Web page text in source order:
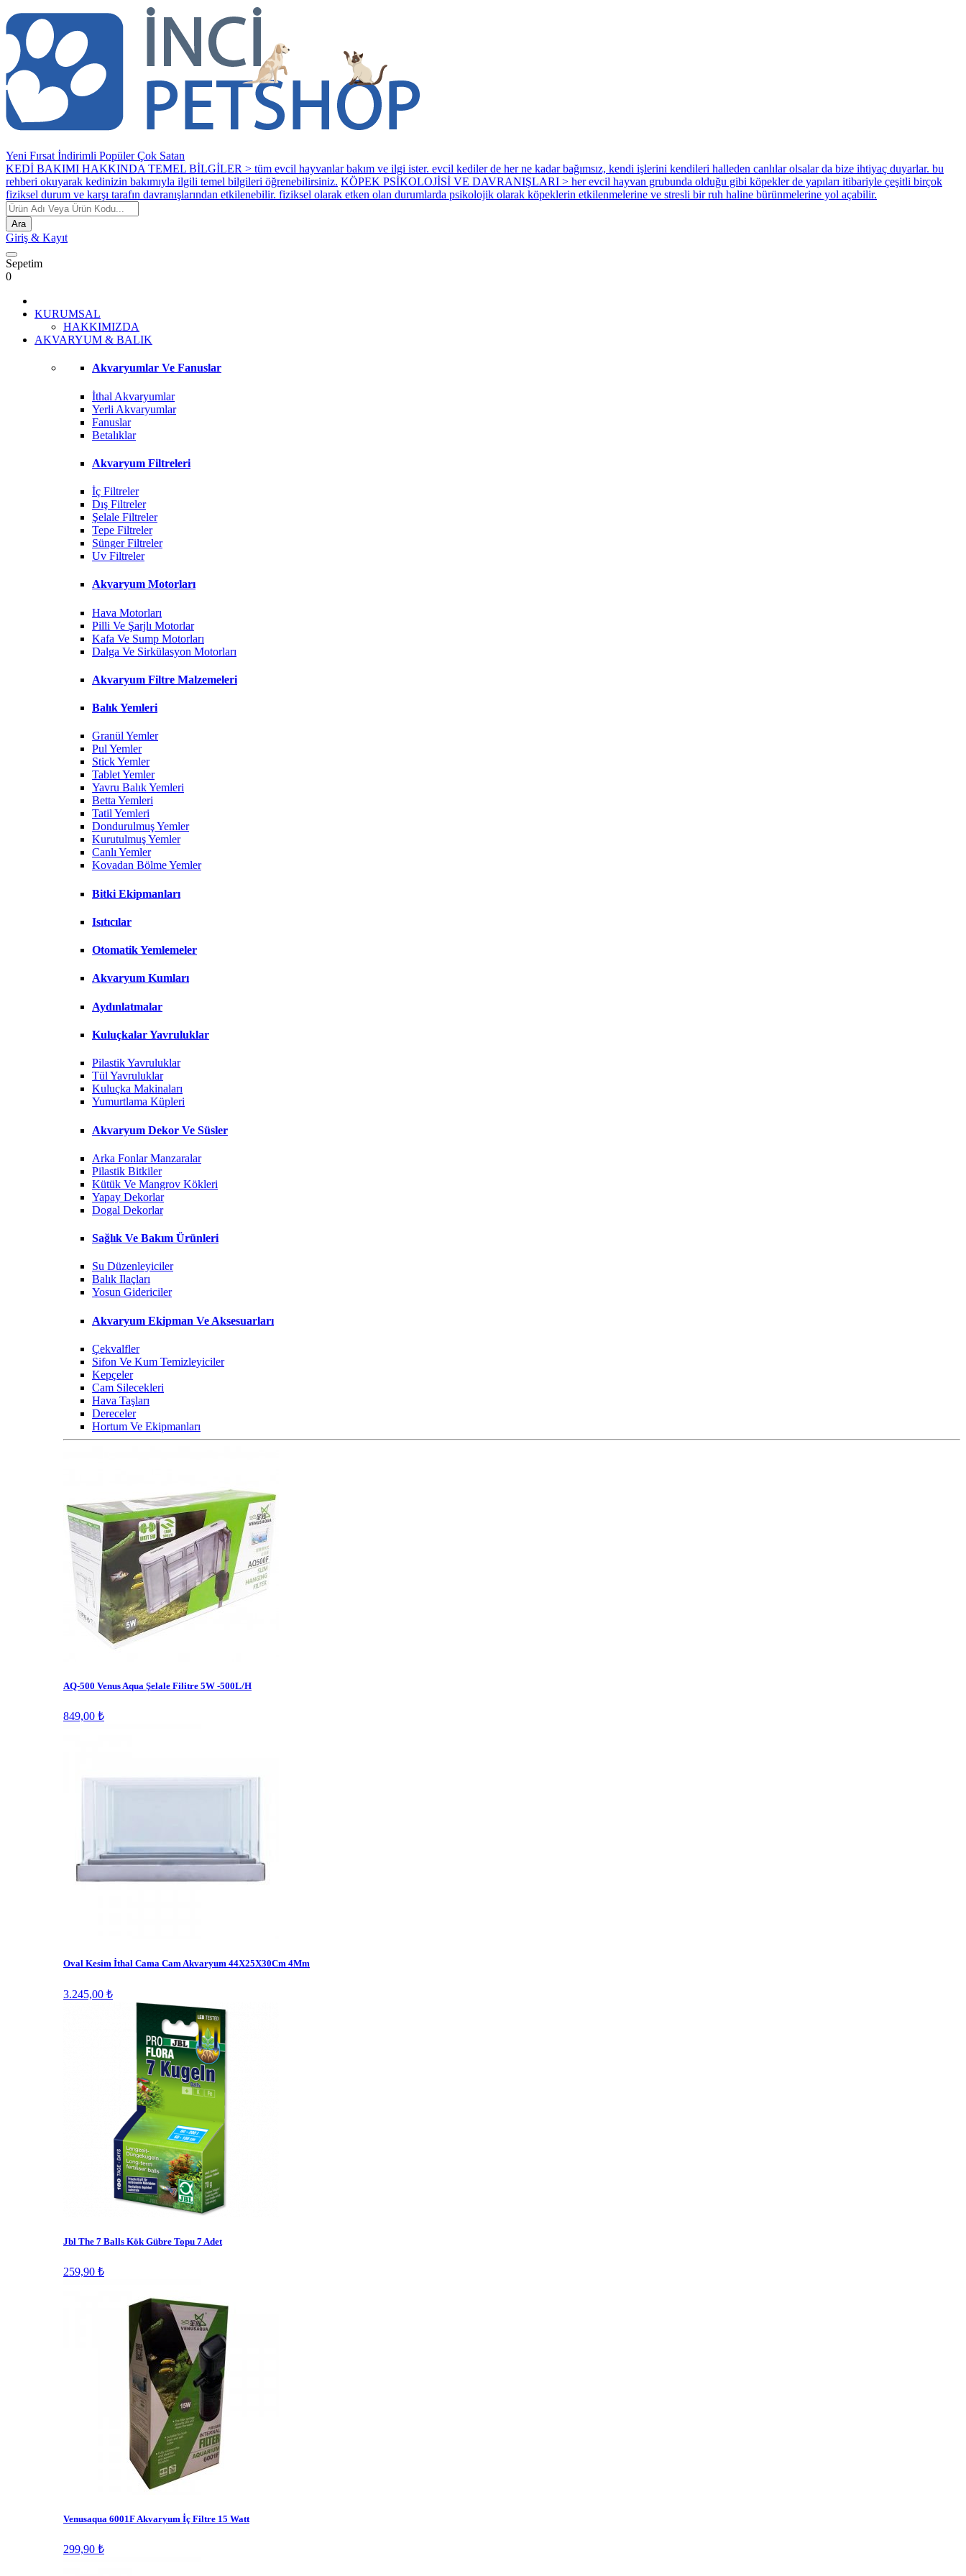
Yeni Fırsat İndirimli PopülerÇok Satan
KEDİ BAKIMI HAKKINDA TEMEL BİLGİLER > tüm evcil hayvanlar bakım ve ilgi ister. evcil kediler de her ne kadar bağımsız, kendi işlerini kendileri halleden canlılar olsalar da bize ihtiyaç duyarlar. bu
rehberi okuyarak kedinizin bakımıyla ilgili temel bilgileri öğrenebilirsiniz. KÖPEK PSİKOLOJİSİ VE DAVRANIŞLARI > her evcil hayvan grubunda olduğu gibi köpekler de yapıları itibariyle çeşitli birçok
fiziksel durum ve karşı tarafın davranışlarından etkilenebilir. fiziksel olarak etken olan durumlarda psikolojik olarak köpeklerin etkilenmelerine ve stresli bir ruh haline bürünmelerine yol açabilir.
Ara
Giriş & Kayıt
Sepetim
0
KURUMSAL
HAKKIMIZDA
AKVARYUM & BALIK
Akvaryumlar Ve Fanuslar
İthal Akvaryumlar
Yerli Akvaryumlar
Fanuslar
Betalıklar
Akvaryum Filtreleri
İç Filtreler
Dış Filtreler
Şelale Filtreler
Tepe Filtreler
Sünger Filtreler
Uv Filtreler
Akvaryum Motorları
Hava Motorları
Pilli Ve Şarjlı Motorlar
Kafa Ve Sump Motorları
Dalga Ve Sirkülasyon Motorları
Akvaryum Filtre Malzemeleri
Balık Yemleri
Granül Yemler
Pul Yemler
Stick Yemler
Tablet Yemler
Yavru Balık Yemleri
Betta Yemleri
Tatil Yemleri
Dondurulmuş Yemler
Kurutulmuş Yemler
Canlı Yemler
Kovadan Bölme Yemler
Bitki Ekipmanları
Isıtıcılar
Otomatik Yemlemeler
Akvaryum Kumları
Aydınlatmalar
Kuluçkalar Yavruluklar
Pilastik Yavruluklar
Tül Yavruluklar
Kuluçka Makinaları
Yumurtlama Küpleri
Akvaryum Dekor Ve Süsler
Arka Fonlar Manzaralar
Pilastik Bitkiler
Kütük Ve Mangrov Kökleri
Yapay Dekorlar
Dogal Dekorlar
Sağlık Ve Bakım Ürünleri
Su Düzenleyiciler
Balık Ilaçları
Yosun Gidericiler
Akvaryum Ekipman Ve Aksesuarları
Çekvalfler
Sifon Ve Kum Temizleyiciler
Kepçeler
Cam Silecekleri
Hava Taşları
Dereceler
Hortum Ve Ekipmanları
AQ-500 Venus Aqua Şelale Filitre 5W -500L/H
849,00 ₺
Oval Kesim İthal Cama Cam Akvaryum 44X25X30Cm 4Mm
3.245,00 ₺
Jbl The 7 Balls Kök Gübre Topu 7 Adet
259,90 ₺
Venusaqua 6001F Akvaryum İç Filtre 15 Watt
299,90 ₺